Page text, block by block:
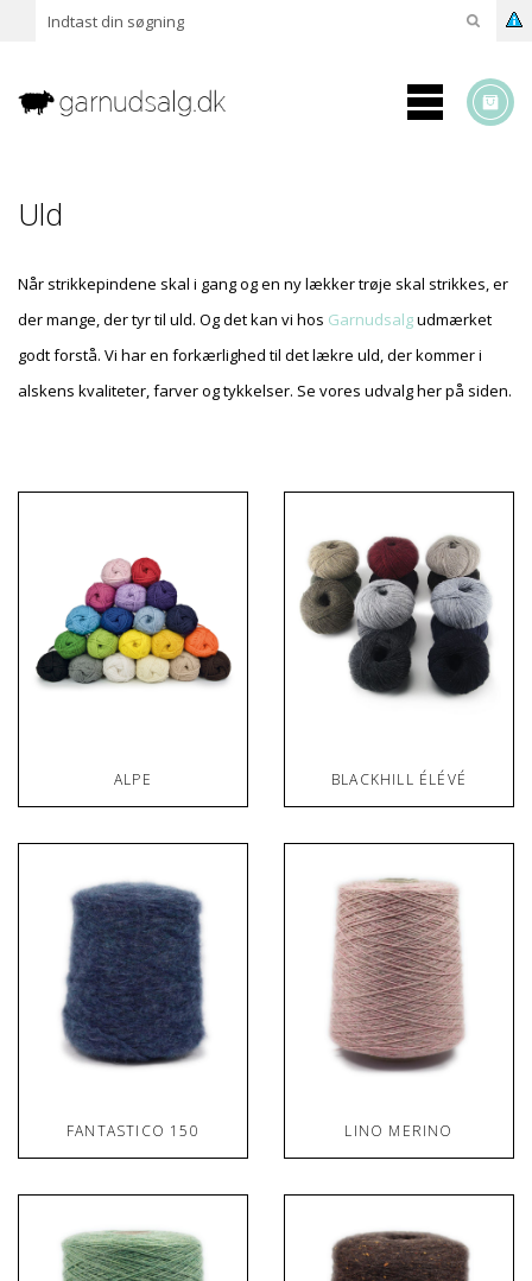
Uld
Når strikkepindene skal i gang og en ny lækker trøje skal strikkes, er
der mange, der tyr til uld. Og det kan vi hos Garnudsalgudmærket
godt forstå. Vi har en forkærlighed til det lækre uld, der kommer i
alskens kvaliteter, farver og tykkelser. Se vores udvalg her på siden.
ALPE BLACKHILL ÉLÉVÉ
FANTASTICO 150 LINO MERINO